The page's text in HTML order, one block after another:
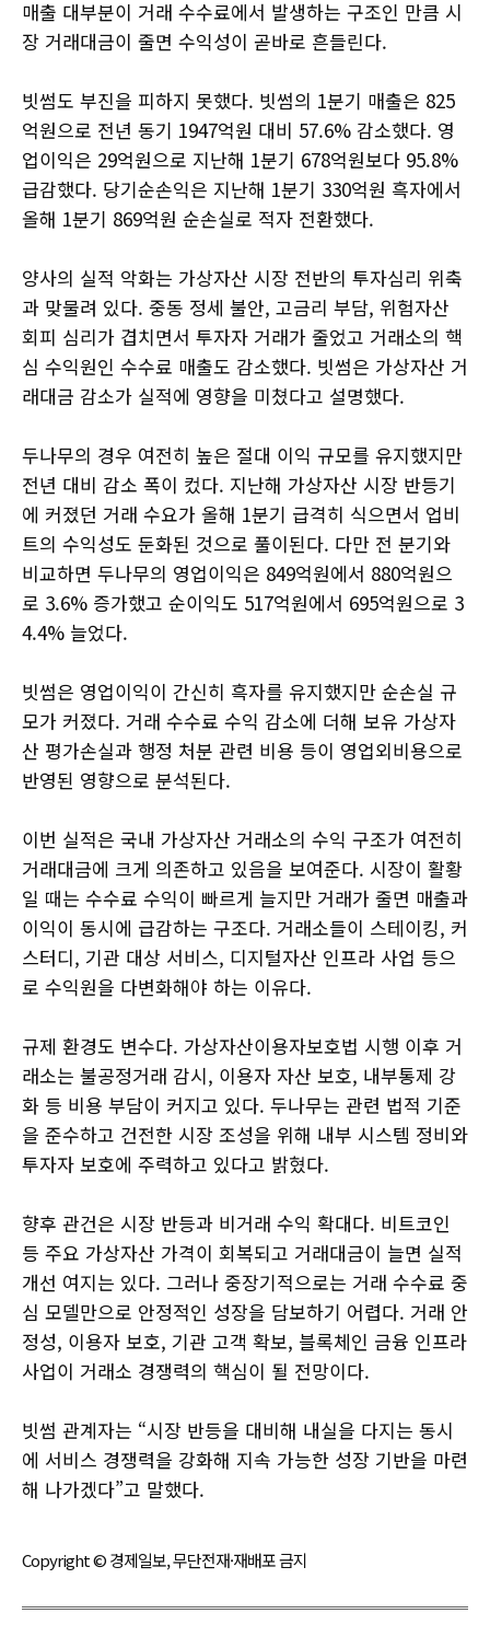
매출 대부분이 거래 수수료에서 발생하는 구조인 만큼 시
장 거래대금이 줄면 수익성이 곧바로 흔들린다.
빗썸도 부진을 피하지 못했다. 빗썸의 1분기 매출은 825
억원으로 전년 동기 1947억원 대비 57.6% 감소했다. 영
업이익은 29억원으로 지난해 1분기 678억원보다 95.8%
급감했다. 당기순손익은 지난해 1분기 330억원 흑자에서
올해 1분기 869억원 순손실로 적자 전환했다.
양사의 실적 악화는 가상자산 시장 전반의 투자심리 위축
과 맞물려 있다. 중동 정세 불안, 고금리 부담, 위험자산
회피 심리가 겹치면서 투자자 거래가 줄었고 거래소의 핵
심 수익원인 수수료 매출도 감소했다. 빗썸은 가상자산 거
래대금 감소가 실적에 영향을 미쳤다고 설명했다.
두나무의 경우 여전히 높은 절대 이익 규모를 유지했지만
전년 대비 감소 폭이 컸다. 지난해 가상자산 시장 반등기
에 커졌던 거래 수요가 올해 1분기 급격히 식으면서 업비
트의 수익성도 둔화된 것으로 풀이된다. 다만 전 분기와
비교하면 두나무의 영업이익은 849억원에서 880억원으
로 3.6% 증가했고 순이익도 517억원에서 695억원으로 3
4.4% 늘었다.
빗썸은 영업이익이 간신히 흑자를 유지했지만 순손실 규
모가 커졌다. 거래 수수료 수익 감소에 더해 보유 가상자
산 평가손실과 행정 처분 관련 비용 등이 영업외비용으로
반영된 영향으로 분석된다.
이번 실적은 국내 가상자산 거래소의 수익 구조가 여전히
거래대금에 크게 의존하고 있음을 보여준다. 시장이 활황
일 때는 수수료 수익이 빠르게 늘지만 거래가 줄면 매출과
이익이 동시에 급감하는 구조다. 거래소들이 스테이킹, 커
스터디, 기관 대상 서비스, 디지털자산 인프라 사업 등으
로 수익원을 다변화해야 하는 이유다.
규제 환경도 변수다. 가상자산이용자보호법 시행 이후 거
래소는 불공정거래 감시, 이용자 자산 보호, 내부통제 강
화 등 비용 부담이 커지고 있다. 두나무는 관련 법적 기준
을 준수하고 건전한 시장 조성을 위해 내부 시스템 정비와
투자자 보호에 주력하고 있다고 밝혔다.
향후 관건은 시장 반등과 비거래 수익 확대다. 비트코인
등 주요 가상자산 가격이 회복되고 거래대금이 늘면 실적
개선 여지는 있다. 그러나 중장기적으로는 거래 수수료 중
심 모델만으로 안정적인 성장을 담보하기 어렵다. 거래 안
정성, 이용자 보호, 기관 고객 확보, 블록체인 금융 인프라
사업이 거래소 경쟁력의 핵심이 될 전망이다.
빗썸 관계자는 “시장 반등을 대비해 내실을 다지는 동시
에 서비스 경쟁력을 강화해 지속 가능한 성장 기반을 마련
해 나가겠다”고 말했다.
Copyright © 경제일보, 무단전재·재배포 금지